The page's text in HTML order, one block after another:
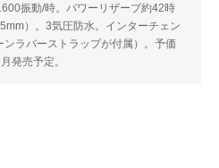
振動/時。パワーリザーブ約42時
）。3気圧防水。インターチェン
ラバーストラップが付属）。予価
発売予定。